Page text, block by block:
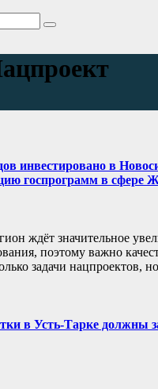
инвестировано в
госпрограмм в сфере
ждёт значительное
поэтому важно
задачи нацпроектов,
в Усть-Тарке должны